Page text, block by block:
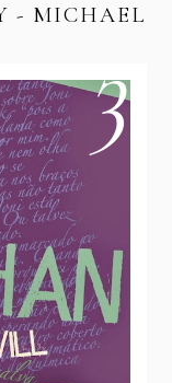
- MICHAEL